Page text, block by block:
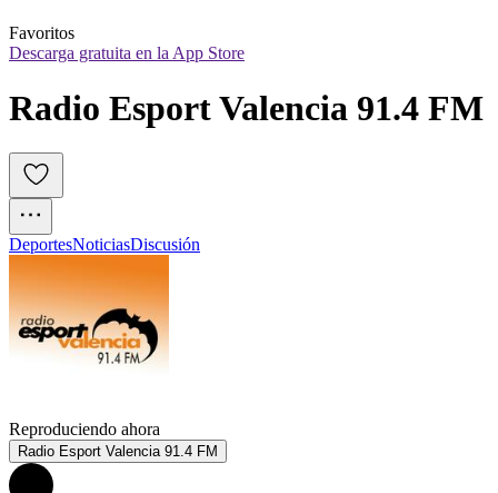
Favoritos
Descarga gratuita en la App Store
Radio Esport Valencia 91.4 FM
DeportesNoticiasDiscusión
Reproduciendo ahora
Radio Esport Valencia 91.4 FM